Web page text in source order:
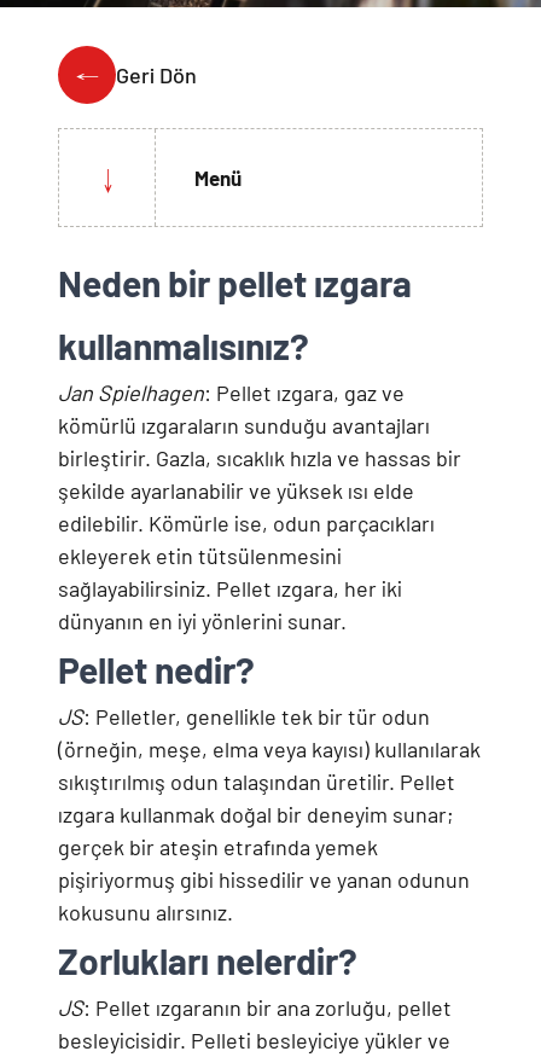
Kömürlü Barbekü Aksesuarları
Tüm Kömürlü Barbeküleri Görüntüle
Kılıflar
Ekipmanlar
Akıllı Cihazlar
Grill Akademi
Katalog
Türkçe (tr)
Geri Dön
Menü
Neden bir pellet ızgara
kullanmalısınız?
Jan Spielhagen: Pellet ızgara, gaz ve
kömürlü ızgaraların sunduğu avantajları
birleştirir. Gazla, sıcaklık hızla ve hassas bir
şekilde ayarlanabilir ve yüksek ısı elde
edilebilir. Kömürle ise, odun parçacıkları
ekleyerek etin tütsülenmesini
sağlayabilirsiniz. Pellet ızgara, her iki
dünyanın en iyi yönlerini sunar.
Pellet nedir?
JS: Pelletler, genellikle tek bir tür odun
(örneğin, meşe, elma veya kayısı) kullanılarak
sıkıştırılmış odun talaşından üretilir. Pellet
ızgara kullanmak doğal bir deneyim sunar;
gerçek bir ateşin etrafında yemek
pişiriyormuş gibi hissedilir ve yanan odunun
kokusunu alırsınız.
Zorlukları nelerdir?
JS: Pellet ızgaranın bir ana zorluğu, pellet
besleyicisidir. Pelleti besleyiciye yükler ve